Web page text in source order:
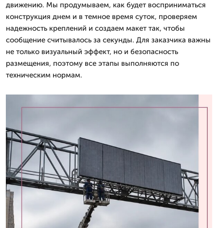
движению. Мы продумываем, как будет восприниматься
конструкция днем и в темное время суток, проверяем
надежность креплений и создаем макет так, чтобы
сообщение считывалось за секунды. Для заказчика важны
не только визуальный эффект, но и безопасность
размещения, поэтому все этапы выполняются по
техническим нормам.